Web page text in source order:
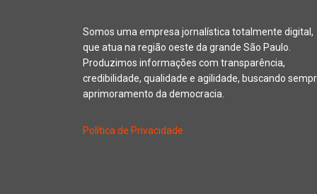
Somos uma empresa jornalística totalmente digital,
que atua na região oeste da grande São Paulo.
Produzimos informações com transparência,
credibilidade, qualidade e agilidade, buscando
aprimoramento da democracia.
Política de Privacidade